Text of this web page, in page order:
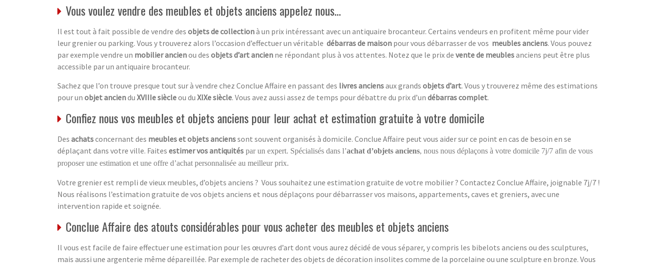
Vous voulez vendre des meubles et objets anciens appelez nous…
Il est tout à fait possible de vendre des objets de collectionà un prix intéressant avec un antiquaire brocanteur. Certains vendeurs en profitent même pour vider
leur grenier ou parking. Vous y trouverez alors l’occasion d’effectuer un véritable débarras de maison pour vous débarrasser de vos meubles anciens. Vous pouvez
par exemple vendre un mobilier ancienou des objets d’art ancien ne répondant plus à vos attentes. Notez que le prix de vente de meublesanciens peut être plus
accessible par un antiquaire brocanteur.
Sachez que l’on trouve presque tout sur à vendre chez Conclue Affaire en passant des livres anciensaux grands objets d’art. Vous y trouverez même des estimations
pour un objet anciendu XVIIIe siècleou du XIXe siècle. Vous avez aussi assez de temps pour débattre du prix d’un débarras complet.
Confiez nous vos meubles et objets anciens pour leur achat et estimation gratuite à votre domicile
Des achatsconcernant des meubles et objets ancienssont souvent organisés à domicile. Conclue Affaire peut vous aider sur ce point en cas de besoin en se
déplaçant dans votre ville. Faites estimer vos antiquités par un expert. Spécialisés dans l’achat d’objets anciens, nous nous déplaçons à votre domicile 7j/7 afin de vous
proposer une estimation et une offre d’achat personnalisée au meilleur prix.
Votre grenier est rempli de vieux meubles, d’objets anciens ? Vous souhaitez une estimation gratuite de votre mobilier ? Contactez Conclue Affaire, joignable 7j/7 !
Nous réalisons l’estimation gratuite de vos objets anciens et nous déplaçons pour débarrasser vos maisons, appartements, caves et greniers, avec une
intervention rapide et soignée.
Conclue Affaire des atouts considérables pour vous acheter des meubles et objets anciens
Il vous est facile de faire effectuer une estimation pour les œuvres d’art dont vous aurez décidé de vous séparer, y compris les bibelots anciens ou des sculptures,
mais aussi une argenterie même dépareillée. Par exemple de racheter des objets de décoration insolites comme de la porcelaine ou une sculpture en bronze. Vous